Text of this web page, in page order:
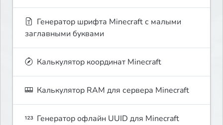
Генератор шрифта Minecraft с малыми
заглавными буквами
Калькулятор координат Minecraft
Калькулятор RAM для сервера Minecraft
Генератор офлайн UUID для Minecraft